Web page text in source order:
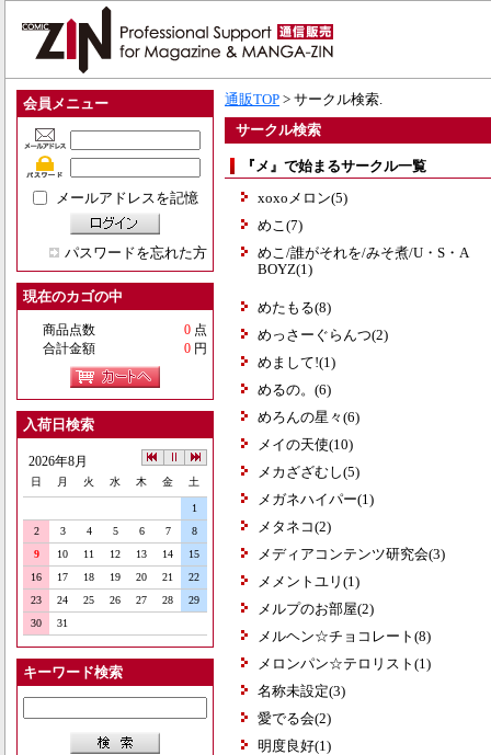
会員メニュー
メールアドレスを記憶
パスワードを忘れた方
現在のカゴの中
商品点数 0 点
合計金額
0 円
入荷日検索
2026年8月
日 月 火 水 木 金 土
1
2
3 4 5 6 7
8
9
10 11 12 13 14
15
16
17 18 19 20 21
22
23
24 25 26 27 28
29
30
31
キーワード検索
通販TOP > サークル検索.
サークル検索
『メ』で始まるサークル一覧
xoxoメロン(5)
めこ(7)
めこ/誰がそれを/みそ煮/U・S・A
BOYZ(1)
めたもる(8)
めっさーぐらんつ(2)
めまして!(1)
めるの。(6)
めろんの星々(6)
メイの天使(10)
メカざざむし(5)
メガネハイパー(1)
メタネコ(2)
メディアコンテンツ研究会(3)
メメントユリ(1)
メルプのお部屋(2)
メルヘン☆チョコレート(8)
メロンパン☆テロリスト(1)
名称未設定(3)
愛でる会(2)
明度良好(1)